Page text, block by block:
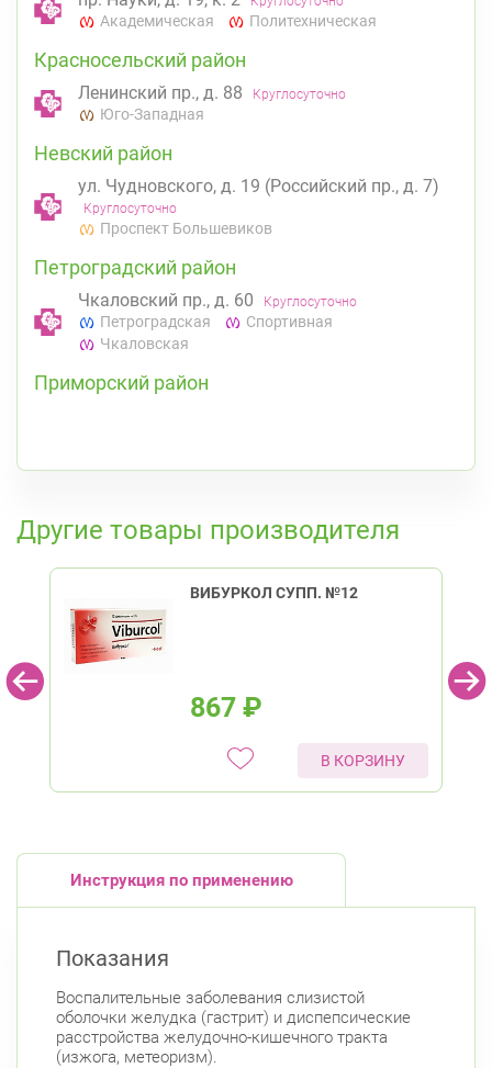
Академическая Политехническая
Красносельский район
Ленинский пр., д. 88 Круглосуточно
Юго-Западная
Невский район
ул. Чудновского, д. 19 (Российский пр., д. 7)
Круглосуточно
Проспект Большевиков
Петроградский район
Чкаловский пр., д. 60 Круглосуточно
Петроградская
Спортивная
Чкаловская
Приморский район
Комендантский пр., д. 34 к. 1
Другие товары производителя
ВИБУРКОЛ СУПП. №12
867 ₽
В КОРЗИНУ
Инструкция по применению
Показания
Воспалительные заболевания слизистой
оболочки желудка (гастрит) и диспепсические
расстройства желудочно-кишечного тракта
(изжога, метеоризм).